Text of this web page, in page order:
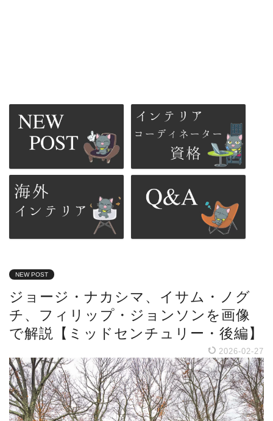
NEW POST
ジョージ・ナカシマ、イサム・ノグ
チ、フィリップ・ジョンソンを画像
で解説【ミッドセンチュリー・後編】
2026-02-27